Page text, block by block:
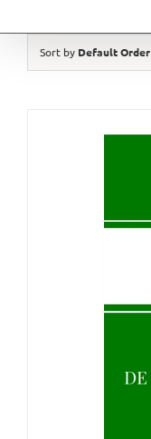
Sort by Default Order